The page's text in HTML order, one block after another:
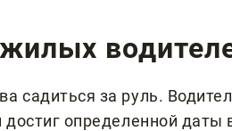
садиться за руль.
определенной даты